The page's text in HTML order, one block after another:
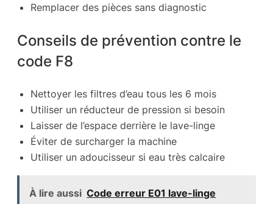
Remplacer des pièces sans diagnostic
Conseils de prévention contre le
code F8
Nettoyer les filtres d’eau tous les 6 mois
Utiliser un réducteur de pression si besoin
Laisser de l’espace derrière le lave-linge
Éviter de surcharger la machine
Utiliser un adoucisseur si eau très calcaire
À lire aussi Code erreur E01 lave-linge